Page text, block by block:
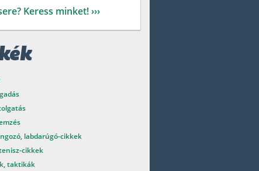
Keress minket! ›››
labdarúgó-cikkek
cikkek
taktikák